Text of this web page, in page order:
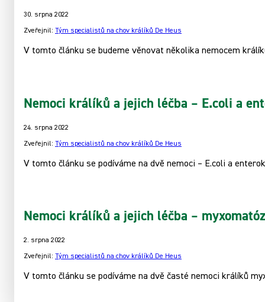
30. srpna 2022
Zveřejnil: Tým specialistů na chov králíků De Heus
V tomto článku se budeme věnovat několika nemocem
Nemoci králíků a jejich léčba – E.coli a
24. srpna 2022
Zveřejnil: Tým specialistů na chov králíků De Heus
V tomto článku se podíváme na dvě nemoci – E.coli a
Nemoci králíků a jejich léčba –
2. srpna 2022
Zveřejnil: Tým specialistů na chov králíků De Heus
V tomto článku se podíváme na dvě časté nemoci králíků